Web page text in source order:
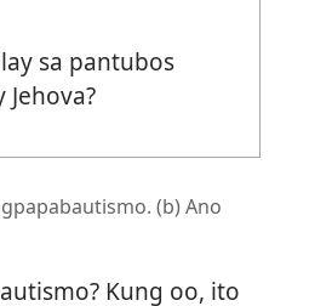
sa pantubos
(b) Ano
Kung oo, ito